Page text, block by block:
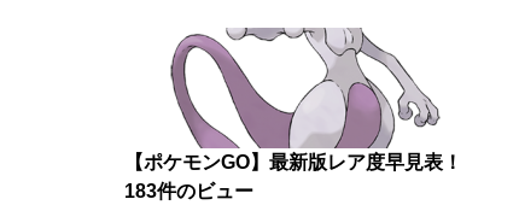
【ポケモンGO】最新版レア度早見表！
183件のビュー